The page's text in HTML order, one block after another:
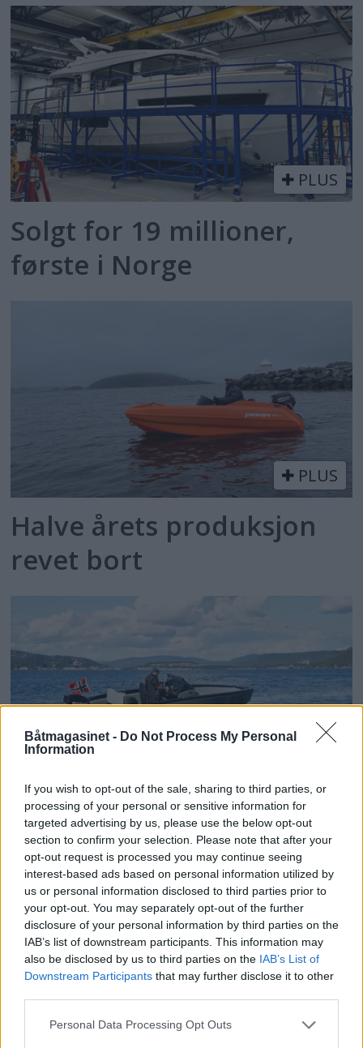
Båtmagasinet - Do Not Process My Personal
Information
If you wish to opt-out of the sale, sharing to third parties, or
processing of your personal or sensitive information for
targeted advertising by us, please use the below opt-out
section to confirm your selection. Please note that after your
opt-out request is processed you may continue seeing
interest-based ads based on personal information utilized by
us or personal information disclosed to third parties prior to
your opt-out. You may separately opt-out of the further
disclosure of your personal information by third parties on the
IAB’s list of downstream participants. This information may
also be disclosed by us to third parties on the IAB’s List of
Downstream Participants that may further disclose it to other
Personal Data Processing Opt Outs
PLUS
Solgt for 19 millioner,
første i Norge
PLUS
Halve årets produksjon
revet bort
Tre nye båtmerker for
Bakken Motor